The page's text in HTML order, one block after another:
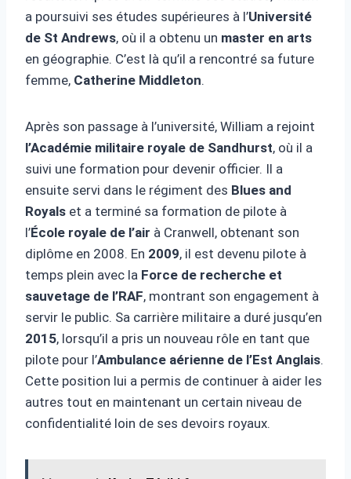
a poursuivi ses études supérieures à l’Université
de St Andrews, où il a obtenu un master en arts
en géographie. C’est là qu’il a rencontré sa future
femme, Catherine Middleton.
Après son passage à l’université, William a rejoint
l’Académie militaire royale de Sandhurst, où il a
suivi une formation pour devenir officier. Il a
ensuite servi dans le régiment des Blues and
Royals et a terminé sa formation de pilote à
l’École royale de l’air à Cranwell, obtenant son
diplôme en 2008. En 2009, il est devenu pilote à
temps plein avec la Force de recherche et
sauvetage de l’RAF, montrant son engagement à
servir le public. Sa carrière militaire a duré jusqu’en
2015, lorsqu’il a pris un nouveau rôle en tant que
pilote pour l’Ambulance aérienne de l’Est Anglais.
Cette position lui a permis de continuer à aider les
autres tout en maintenant un certain niveau de
confidentialité loin de ses devoirs royaux.